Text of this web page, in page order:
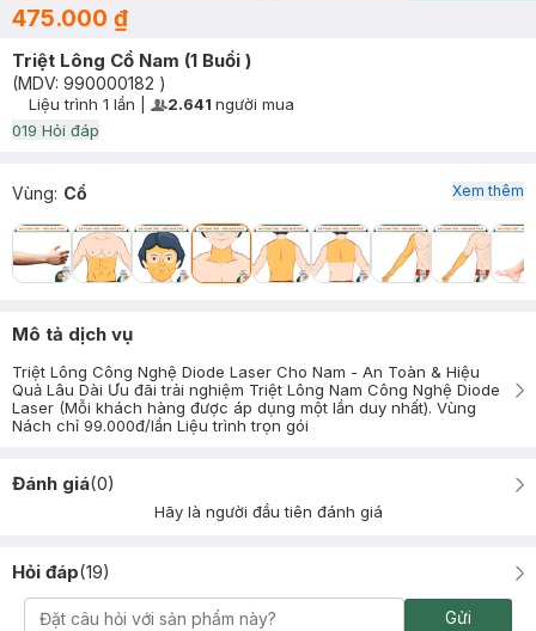
475.000 ₫
Triệt Lông Cổ Nam (1 Buổi )
(MDV: 990000182 )
Timer Gray Icon
Liệu trình 1 lần User Product Icon
2.641 người mua
019 Hỏi đáp
Vùng: Cổ Xem thêm
Mô tả dịch vụ
Triệt Lông Công Nghệ Diode Laser Cho Nam - An Toàn & Hiệu
Quả Lâu Dài Ưu đãi trải nghiệm Triệt Lông Nam Công Nghệ Diode
Laser (Mỗi khách hàng được áp dụng một lần duy nhất). Vùng
Nách chỉ 99.000đ/lần Liệu trình trọn gói
Đánh giá(0)
Hãy là người đầu tiên đánh giá
Hỏi đáp(19)
Gửi